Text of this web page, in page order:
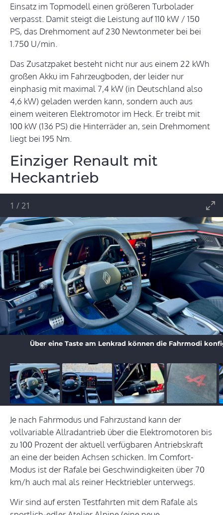
Einsatz im Topmodell einen größeren Turbolader
verpasst. Damit steigt die Leistung auf 110 kW / 150
PS, das Drehmoment auf 230 Newtonmeter bei bei
1.750 U/min.
Das Zusatzpaket besteht nicht nur aus einem 22 kWh
großen Akku im Fahrzeugboden, der leider nur
einphasig mit maximal 7,4 kW (in Deutschland also
4,6 kW) geladen werden kann, sondern auch aus
einem weiteren Elektromotor im Heck. Er treibt mit
100 kW (136 PS) die Hinterräder an, sein Drehmoment
liegt bei 195 Nm.
Einziger Renault mit
Heckantrieb
Über eine Taste am Lenkrad können die Fahrmodi
1 /21
Je nach Fahrmodus und Fahrzustand kann der
vollvariable Allradantrieb über die Elektromotoren bis
zu 100 Prozent der aktuell verfügbaren Antriebskraft
an eine der beiden Achsen schicken. Im Comfort-
Modus ist der Rafale bei Geschwindigkeiten über 70
km/h auch mal als reiner Hecktriebler unterwegs.
Wir sind auf ersten Testfahrten mit dem Rafale als